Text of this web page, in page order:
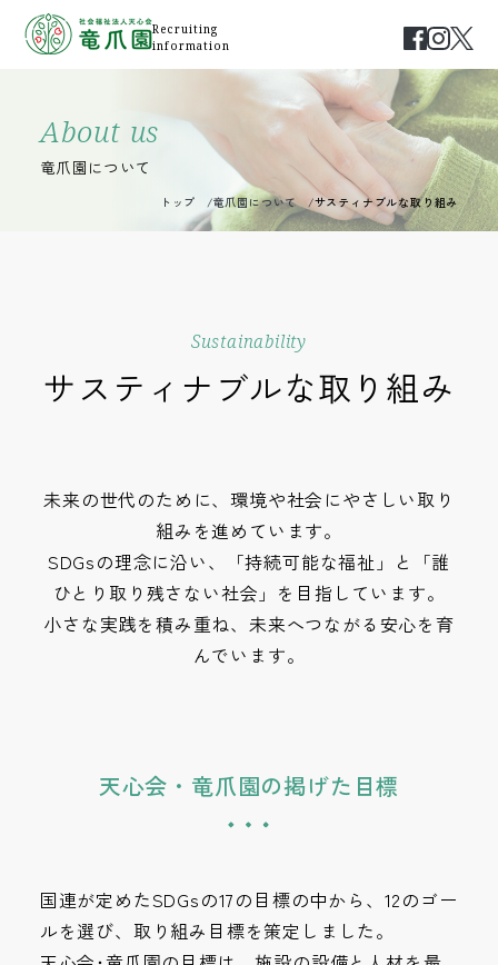
Recruiting
information
About us
竜爪園について
トップ 竜爪園について サスティナブルな取り組み
Sustainability
サスティナブルな取り組み
未来の世代のために、環境や社会にやさしい取り
組みを進めています。
SDGsの理念に沿い、「持続可能な福祉」と「誰
ひとり取り残さない社会」を目指しています。
小さな実践を積み重ね、未来へつながる安心を育
んでいます。
天心会・竜爪園の掲げた目標
国連が定めたSDGsの17の目標の中から、12のゴー
ルを選び、取り組み目標を策定しました。